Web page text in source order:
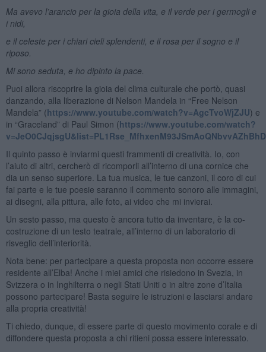
Ma avevo l’arancio per la gioia della vita, e il verde per i germogli e
i nidi,
e il celeste per i chiari cieli splendenti, e il rosa per il sogno e il
riposo.
Mi sono seduta, e ho dipinto la pace.
Puoi allora riscoprire la gioia del clima culturale che portò, quasi
danzando, alla liberazione di Nelson Mandela in “Free Nelson
Mandela” (https://www.youtube.com/watch?v=AgcTvoWjZJU) e
in “Graceland” di Paul Simon (https://www.youtube.com/watch?
Il quinto passo è inviarmi questi frammenti di creatività. Io, con
l’aiuto di altri, cercherò di ricomporli all’interno di una cornice che
dia un senso superiore. La tua musica, le tue canzoni, il coro di cui
fai parte e le tue poesie saranno il commento sonoro alle immagini,
ai disegni, alla pittura, alle foto, ai video che mi invierai.
Un sesto passo, ma questo è ancora tutto da inventare, è la co-
costruzione di un testo teatrale, all’interno di un laboratorio di
risveglio dell’interiorità.
Nota bene: per partecipare a questa proposta non occorre essere
residente all’Elba! Anche i miei amici che risiedono in Svezia, in
Svizzera o in Inghilterra o negli Stati Uniti o in altre zone d’Italia
possono partecipare! Basta seguire le istruzioni e lasciarsi andare
alla propria creatività!
Ti chiedo, dunque, di essere parte di questo movimento corale e di
diffondere questa proposta a chi ritieni possa essere interessato.